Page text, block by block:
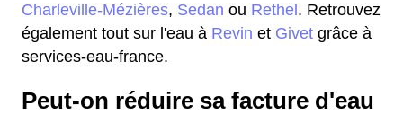
Charleville-Mézières, Sedan ou Rethel . Retrouvez
également tout sur l'eau à Revin et Givet grâce à
services-eau-france.
Peut-on réduire sa facture d'eau